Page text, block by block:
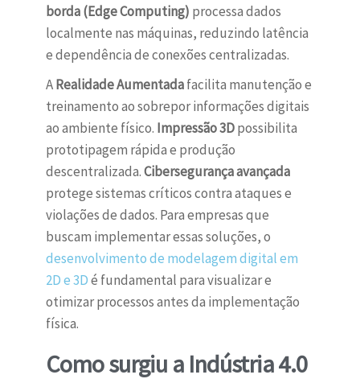
borda (Edge Computing) processa dados
localmente nas máquinas, reduzindo latência
e dependência de conexões centralizadas.
ARealidade Aumentadafacilita manutenção e
treinamento ao sobrepor informações digitais
ao ambiente físico. Impressão 3Dpossibilita
prototipagem rápida e produção
descentralizada.Cibersegurança avançada
protege sistemas críticos contra ataques e
violações de dados. Para empresas que
buscam implementar essas soluções, o
desenvolvimento de modelagem digital em
2D e 3Dé fundamental para visualizar e
otimizar processos antes da implementação
física.
Como surgiu a Indústria 4.0